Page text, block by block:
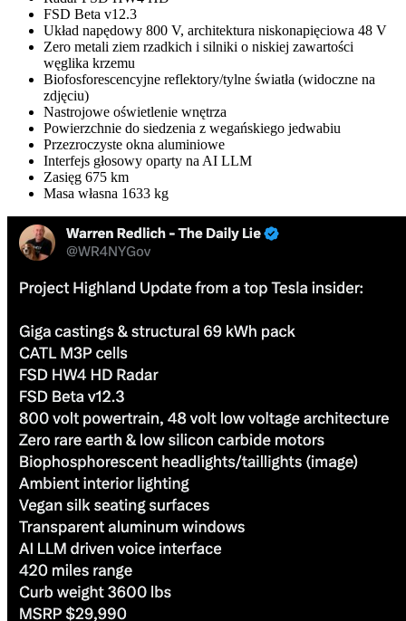
FSD Beta v12.3
Układ napędowy 800 V, architektura niskonapięciowa 48 V
Zero metali ziem rzadkich i silniki o niskiej zawartości
węglika krzemu
Biofosforescencyjne reflektory/tylne światła (widoczne na
zdjęciu)
Nastrojowe oświetlenie wnętrza
Powierzchnie do siedzenia z wegańskiego jedwabiu
Przezroczyste okna aluminiowe
Interfejs głosowy oparty na AI LLM
Zasięg 675 km
Masa własna 1633 kg